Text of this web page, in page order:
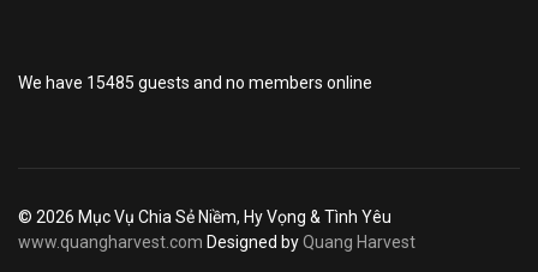
We have 15485 guests and no members online
© 2026 Mục Vụ Chia Sẻ Niềm, Hy Vọng & Tình Yêu
www.quangharvest.com Designed byQuang Harvest